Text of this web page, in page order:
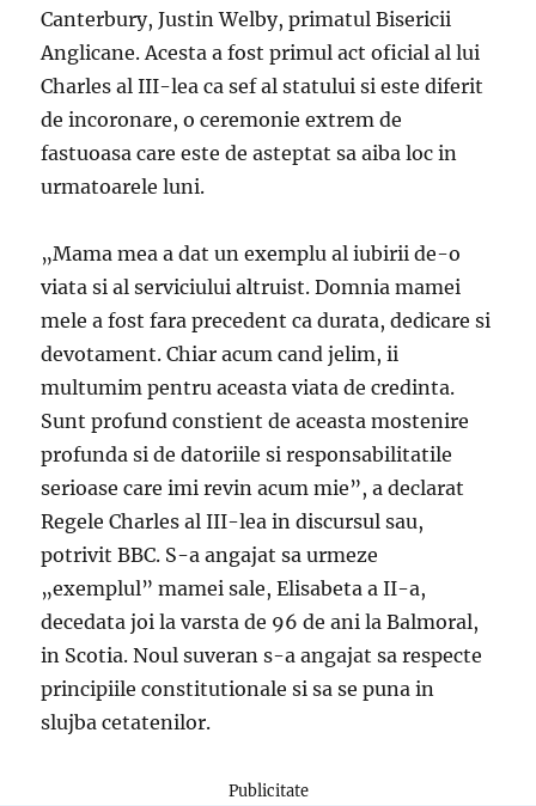
Canterbury, Justin Welby, primatul Bisericii
Anglicane. Acesta a fost primul act oficial al lui
Charles al III-lea ca sef al statului si este diferit
de incoronare, o ceremonie extrem de
fastuoasa care este de asteptat sa aiba loc in
urmatoarele luni.
„Mama mea a dat un exemplu al iubirii de-o
viata si al serviciului altruist. Domnia mamei
mele a fost fara precedent ca durata, dedicare si
devotament. Chiar acum cand jelim, ii
multumim pentru aceasta viata de credinta.
Sunt profund constient de aceasta mostenire
profunda si de datoriile si responsabilitatile
serioase care imi revin acum mie”, a declarat
Regele Charles al III-lea in discursul sau,
potrivit BBC. S-a angajat sa urmeze
„exemplul” mamei sale, Elisabeta a II-a,
decedata joi la varsta de 96 de ani la Balmoral,
in Scotia. Noul suveran s-a angajat sa respecte
principiile constitutionale si sa se puna in
slujba cetatenilor.
Publicitate